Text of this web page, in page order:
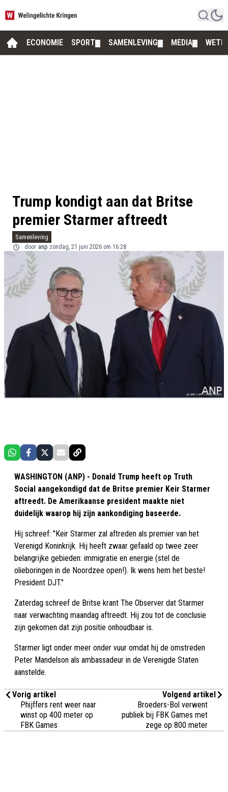
ECONOMIE SPORT SAMENLEVING MEDIA
Trump kondigt aan dat Britse
premier Starmer aftreedt
Samenleving
door anp zondag, 21 juni 2026 om 16:28
WASHINGTON (ANP) - Donald Trump heeft op Truth
Social aangekondigd dat de Britse premier Keir Starmer
aftreedt. De Amerikaanse president maakte niet
duidelijk waarop hij zijn aankondiging baseerde.
Hij schreef: "Keir Starmer zal aftreden als premier van het
Verenigd Koninkrijk. Hij heeft zwaar gefaald op twee zeer
belangrijke gebieden: immigratie en energie (stel de
olieboringen in de Noordzee open!). Ik wens hem het beste!
President DJT."
Zaterdag schreef de Britse krant The Observer dat Starmer
naar verwachting maandag aftreedt. Hij zou tot de conclusie
zijn gekomen dat zijn positie onhoudbaar is.
Starmer ligt onder meer onder vuur omdat hij de omstreden
Peter Mandelson als ambassadeur in de Verenigde Staten
aanstelde.
Vorig artikel
Phijffers rent weer naar
winst op 400 meter op
FBK Games
Volgend artikel
Broeders-Bol verwent
publiek bij FBK Games met
zege op 800 meter